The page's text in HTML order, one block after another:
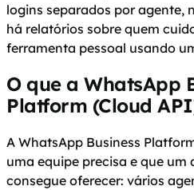
logins separados por agente,
há relatórios sobre quem
ferramenta pessoal usando
O que a WhatsApp
Platform (Cloud
A WhatsApp Business
uma equipe precisa e que um
consegue oferecer: vários